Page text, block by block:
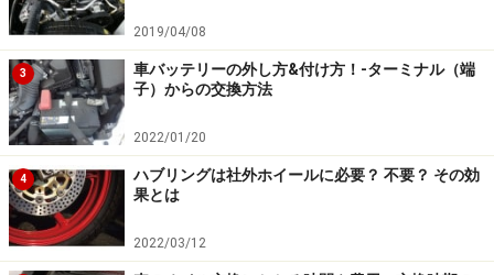
蔵バッテリーに電源を切り替え録画を開始するタイプ
と、車のバッテリーから電源を供給して、録画を開始す
るタイプの2つがあります。
注意しなければいけないのは、運転中は常時録画が可能
ですが、駐車時の録画可能時間は電源のタイプや機種の
仕様によって様々です。駐車時も録画したいという方
は、自分の購入するドライブレコーダーが何時間録画で
きるか調べて、自分の希望に合ったものを選びましょう
2019/04/08
3
車バッテリーの外し方&付け方！-ターミナル（端
子）からの交換方法
2022/01/20
4
ハブリングは社外ホイールに必要？ 不要？ その効
果とは
2022/03/12